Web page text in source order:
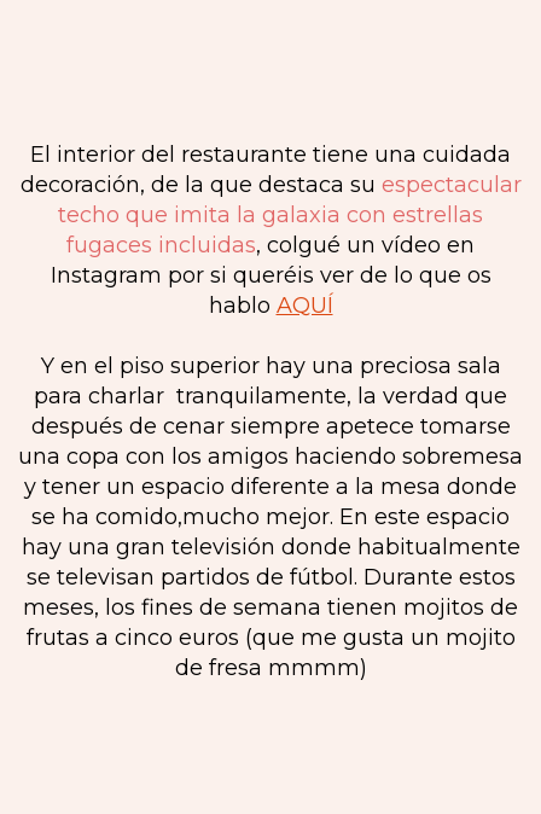
El interior del restaurante tiene una cuidada
decoración, de la que destaca su espectacular
techo que imita la galaxia con estrellas
fugaces incluidas, colgué un vídeo en
Instagram por si queréis ver de lo que os
hablo AQUÍ
Y en el piso superior hay una preciosa sala
para charlar tranquilamente, la verdad que
después de cenar siempre apetece tomarse
una copa con los amigos haciendo sobremesa
y tener un espacio diferente a la mesa donde
se ha comido,mucho mejor. En este espacio
hay una gran televisión donde habitualmente
se televisan partidos de fútbol. Durante estos
meses, los fines de semana tienen mojitos de
frutas a cinco euros (que me gusta un mojito
de fresa mmmm)